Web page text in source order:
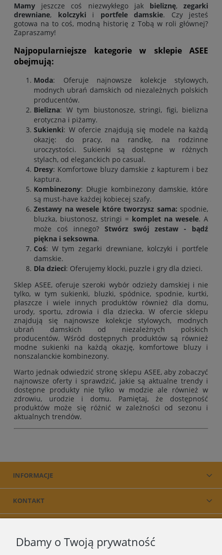
Mamy jeszcze coś niezwykłego jak bieliznę,zegarki
drewniane, kolczyki i portfele damskie. Czy jesteś
gotowa na to coś, modną historię z Tobą w roli głównej?
Zapraszamy!
Najpopularniejsze kategorie w sklepie ASEE
obejmują:
Moda: Oferuje najnowsze kolekcje stylowych,
modnych ubrań damskich od niezależnych polskich
producentów.
Bielizna: W tym biustonosze, stringi, figi, bielizna
erotyczna i piżamy.
Sukienki: W ofercie znajdują się modele na każdą
okazję: do pracy, na randkę, na rodzinne
uroczystości. Sukienki są dostępne w różnych
stylach, od eleganckich po casual.
Dresy: Komfortowe bluzy damskie z kapturem i bez
kaptura.
Kombinezony: Długie kombinezony damskie, które
są must-have każdej kobiecej szafy.
Zestawy na wesele które tworzysz sama: spodnie,
bluzka, biustonosz, stringi = komplet na wesele. A
może coś innego? Stwórz swój zestaw - bądź
piękna i seksowna.
Coś: W tym zegarki drewniane, kolczyki i portfele
damskie.
Dla dzieci: Oferujemy klocki, puzzle i gry dla dzieci.
Sklep ASEE, oferuje szeroki wybór odzieży damskiej i nie
tylko, w tym sukienki, bluzki, spódnice, spodnie, kurtki,
płaszcze i wiele innych produktów również dla domu,
urody, sportu, zdrowia i dla dziecka. W ofercie sklepu
znajdują się najnowsze kolekcje stylowych, modnych
ubrań damskich od niezależnych polskich
producentów. Wśród dostępnych produktów są również
modne sukienki na każdą okazję, komfortowe bluzy i
nonszalanckie kombinezony.
Warto jednak odwiedzić stronę sklepu ASEE, aby zobaczyć
najnowsze oferty i sprawdzić, jakie są aktualne trendy i
dostępne produkty nie tylko w modzie ale również w
zdrowiu, urodzie i domu. Pamiętaj, że dostępność
produktów może się różnić w zależności od sezonu i
aktualnych trendów.
INFORMACJE
KONTAKT
Dbamy o Twoją prywatność